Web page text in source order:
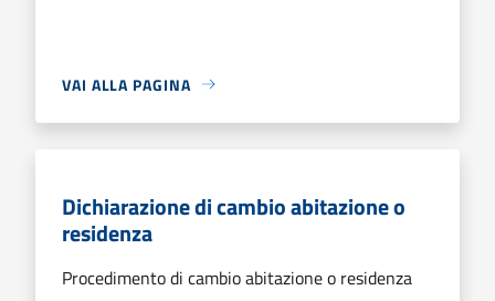
VAI ALLA PAGINA
Dichiarazione di cambio abitazione o
residenza
Procedimento di cambio abitazione o residenza